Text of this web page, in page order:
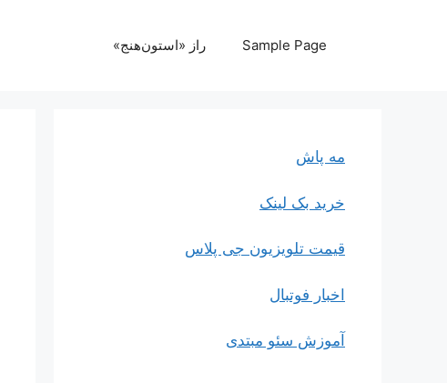
Sample Page راز «استون‌هنج»
مه پاش
خرید بک لینک
قیمت تلویزیون جی پلاس
اخبار فوتبال
آموزش سئو مبتدی